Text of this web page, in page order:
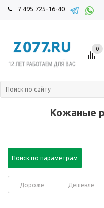
7 495 725-16-40
0
Кожаные
Поиск по параметрам
Дороже Дешевле